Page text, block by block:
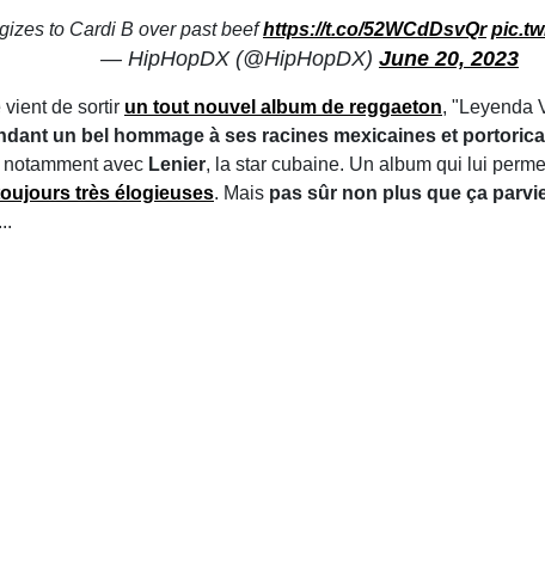
to Cardi B over past beefhttps://t.co/52WCdDsvQr
— HipHopDX (@HipHopDX) June 20, 2023
vient de sortir un tout nouvel album de reggaeton, "Leyenda
un bel hommage à ses racines mexicaines et
avec Lenier, la star cubaine. Un album qui lui
très élogieuses. Mais pas sûr non plus que ça
...